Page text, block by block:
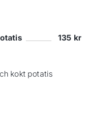
135 kr
kokt potatis